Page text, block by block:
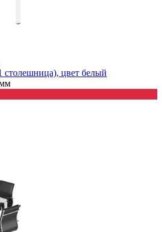
столешница), цвет белый